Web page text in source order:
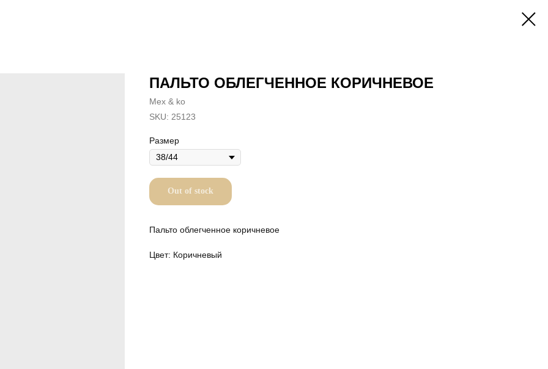
ПАЛЬТО ОБЛЕГЧЕННОЕ КОРИЧНЕВОЕ
Mex & ko
SKU: 25123
Размер
Out of stock
Пальто облегченное коричневое
Цвет: Коричневый